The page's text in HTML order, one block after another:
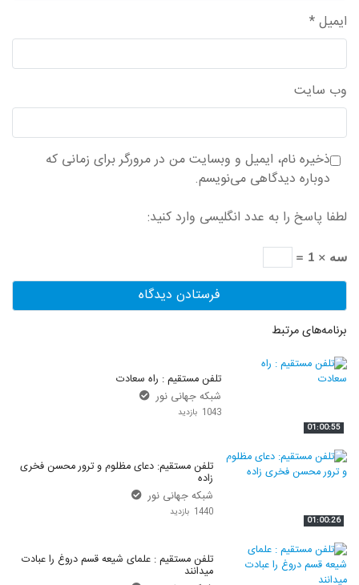
ایمیل*
وب‌ سایت
ذخیره نام، ایمیل و وبسایت من در مرورگر برای زمانی که
دوباره دیدگاهی می‌نویسم.
لطفا پاسخ را به عدد انگلیسی وارد کنید:
سه × 1 =
برنامه‌های مرتبط
01:00:55
تلفن مستقیم : راه سعادت
شبکه جهانی نور
1043 بازدید
01:00:26
تلفن مستقیم: دعای مظلوم و ترور محسن فخری
زاده
شبکه جهانی نور
1440 بازدید
تلفن مستقیم : علمای شیعه قسم دروغ را عبادت
میدانند